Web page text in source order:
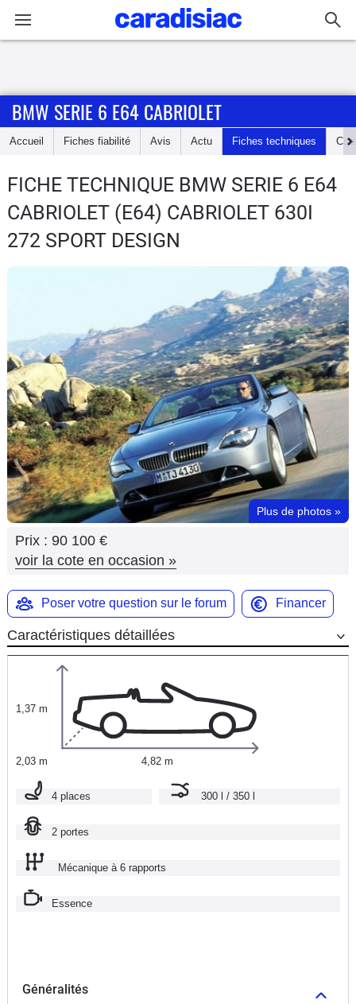
Accueil
Essais
Guide
d'achat
Utilitaires
Flottes
Auto
Services
Forum
Moto
Marques
BMW SERIE 6 E64 CABRIOLET
Accueil Fiches fiabilité Avis Actu Fiches techniques
FICHE TECHNIQUE BMW SERIE 6 E64
CABRIOLET (E64) CABRIOLET 630I
272 SPORT DESIGN
Plus de photos »
Prix : 90 100 €
voir la cote en occasion »
Poser votre question sur le forum Financer
Caractéristiques détaillées
1,37 m
2,03 m 4,82 m
4 places 300 l / 350 l
2 portes
Mécanique à 6 rapports
Essence
Généralités